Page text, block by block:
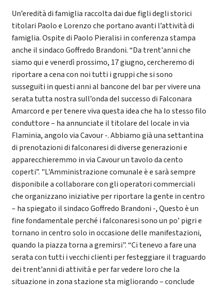
Un’eredità di famiglia raccolta dai due figli degli storici
titolari Paolo e Lorenzo che portano avanti l’attività di
famiglia. Ospite di Paolo Pieralisi in conferenza stampa
anche il sindaco Goffredo Brandoni. “Da trent'anni che
siamo qui e venerdì prossimo, 17 giugno, cercheremo di
riportare a cena con noi tutti i gruppi che si sono
susseguiti in questi anni al bancone del bar per vivere una
serata tutta nostra sull’onda del successo di Falconara
Amarcord e per tenere viva questa idea che ha lo stesso filo
conduttore – ha annunciate il titolare del locale in via
Flaminia, angolo via Cavour -. Abbiamo già una settantina
di prenotazioni di falconaresi di diverse generazioni e
apparecchieremmo in via Cavour un tavolo da cento
coperti”. "L'Amministrazione comunale è e sarà sempre
disponibile a collaborare con gli operatori commerciali
che organizzano iniziative per riportare la gente in centro
– ha spiegato il sindaco Goffredo Brandoni -, Questo è un
fine fondamentale perché i falconaresi sono un po’ pigri e
tornano in centro solo in occasione delle manifestazioni,
quando la piazza torna a gremirsi". “Ci tenevo a fare una
serata con tutti i vecchi clienti per festeggiare il traguardo
dei trent’anni di attività e per far vedere loro che la
situazione in zona stazione sta migliorando – conclude